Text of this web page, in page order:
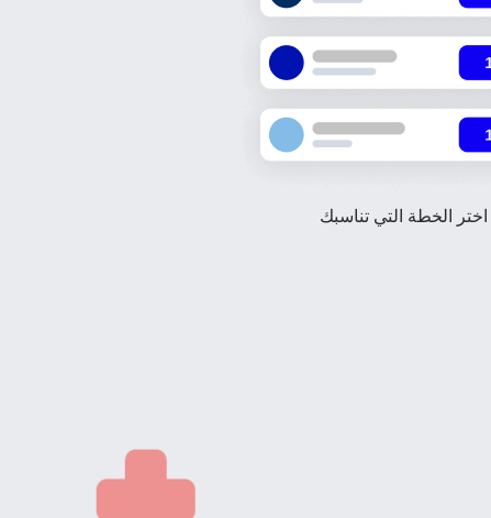
اختر الخطة التي تناسبك